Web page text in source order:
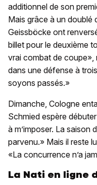
additionnel de son
Mais grâce à un doublé
Geissböcke ont
billet pour le deuxième
vrai combat de coupe»,
dans une défense à
soyons passés.»
Dimanche, Cologne
Schmied espère
à m’imposer. La saison
parvenu.» Mais il reste
«La concurrence n’a
La Nati en ligne